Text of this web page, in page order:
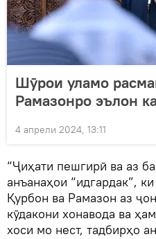
Шӯрои уламо
Рамазонро эълон
4 апрели 2024, 13:11
“Ҷиҳати пешгирӣ ва аз
анъанаҳои “идгардак”,
Қурбон ва Рамазон аз
кӯдакони хонавода ва
хоси мо нест, тадбирҳо